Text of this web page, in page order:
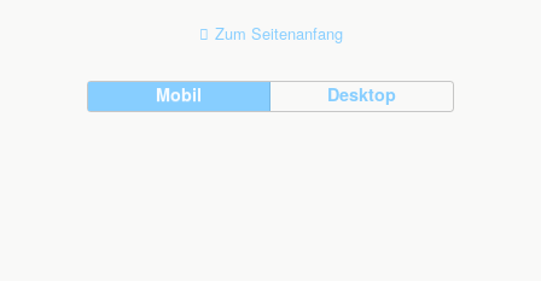
Zum Seitenanfang
Mobil Desktop